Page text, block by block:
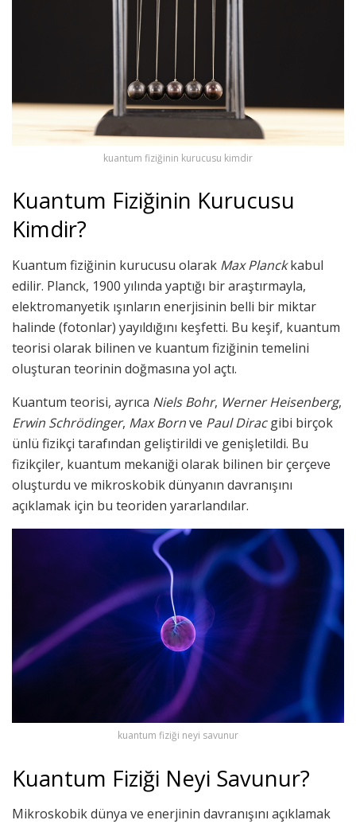
kuantum fiziğinin kurucusu kimdir
Kuantum Fiziğinin Kurucusu
Kimdir?
Kuantum fiziğinin kurucusu olarak Max Planckkabul
edilir. Planck, 1900 yılında yaptığı bir araştırmayla,
elektromanyetik ışınların enerjisinin belli bir miktar
halinde (fotonlar) yayıldığını keşfetti. Bu keşif, kuantum
teorisi olarak bilinen ve kuantum fiziğinin temelini
oluşturan teorinin doğmasına yol açtı.
Kuantum teorisi, ayrıca Niels Bohr, Werner Heisenberg,
Erwin Schrödinger, Max Bornve Paul Diracgibi birçok
ünlü fizikçi tarafından geliştirildi ve genişletildi. Bu
fizikçiler, kuantum mekaniği olarak bilinen bir çerçeve
oluşturdu ve mikroskobik dünyanın davranışını
açıklamak için bu teoriden yararlandılar.
kuantum fiziği neyi savunur
Kuantum Fiziği Neyi Savunur?
Mikroskobik dünya ve enerjinin davranışını açıklamak